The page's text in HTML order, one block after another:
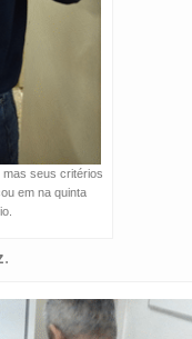
mas seus critérios
em na quinta
.